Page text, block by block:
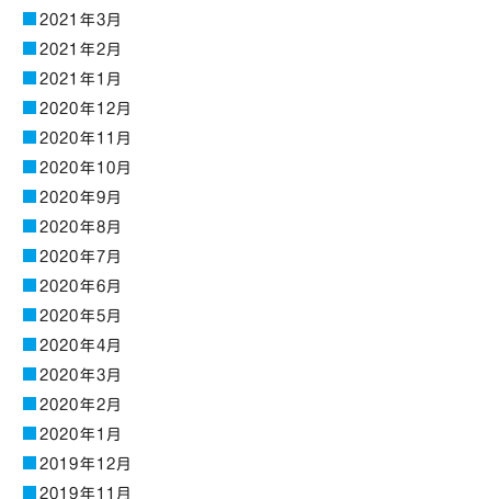
2021年3月
2021年2月
2021年1月
2020年12月
2020年11月
2020年10月
2020年9月
2020年8月
2020年7月
2020年6月
2020年5月
2020年4月
2020年3月
2020年2月
2020年1月
2019年12月
2019年11月